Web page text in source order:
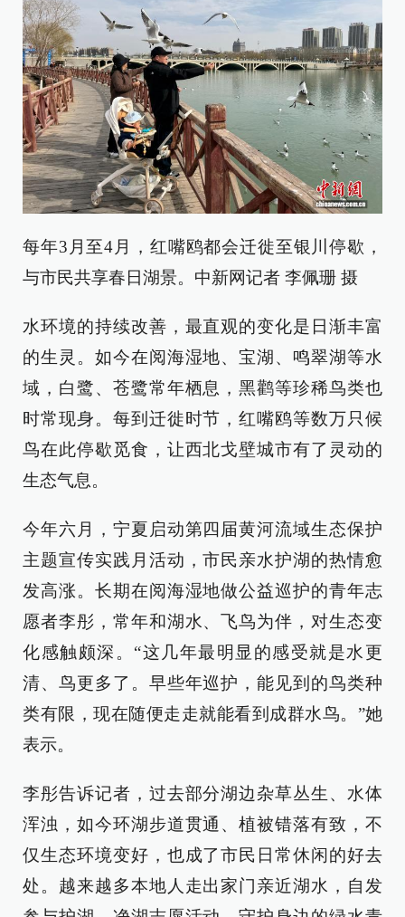
每年3月至4月，红嘴鸥都会迁徙至银川停歇，
与市民共享春日湖景。中新网记者 李佩珊 摄
水环境的持续改善，最直观的变化是日渐丰富
的生灵。如今在阅海湿地、宝湖、鸣翠湖等水
域，白鹭、苍鹭常年栖息，黑鹳等珍稀鸟类也
时常现身。每到迁徙时节，红嘴鸥等数万只候
鸟在此停歇觅食，让西北戈壁城市有了灵动的
生态气息。
今年六月，宁夏启动第四届黄河流域生态保护
主题宣传实践月活动，市民亲水护湖的热情愈
发高涨。长期在阅海湿地做公益巡护的青年志
愿者李彤，常年和湖水、飞鸟为伴，对生态变
化感触颇深。“这几年最明显的感受就是水更
清、鸟更多了。早些年巡护，能见到的鸟类种
类有限，现在随便走走就能看到成群水鸟。”她
表示。
李彤告诉记者，过去部分湖边杂草丛生、水体
浑浊，如今环湖步道贯通、植被错落有致，不
仅生态环境变好，也成了市民日常休闲的好去
处。越来越多本地人走出家门亲近湖水，自发